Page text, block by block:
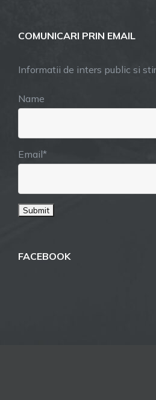
COMUNICARI PRIN EMAIL
Informatii de inters public si
Name
Email*
FACEBOOK